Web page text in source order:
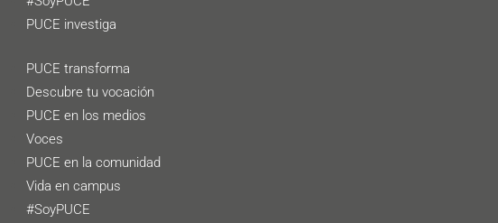
PUCE investiga
PUCE transforma
Descubre tu vocación
PUCE en los medios
Voces
PUCE en la comunidad
Vida en campus
#SoyPUCE